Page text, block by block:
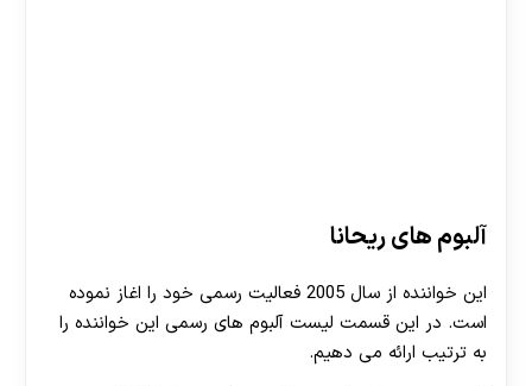
آلبوم های ریحانا
این خواننده از سال 2005 فعالیت رسمی خود را اغاز نموده
است. در این قسمت لیست آلبوم های رسمی این خواننده را
به ترتیب ارائه می دهیم.